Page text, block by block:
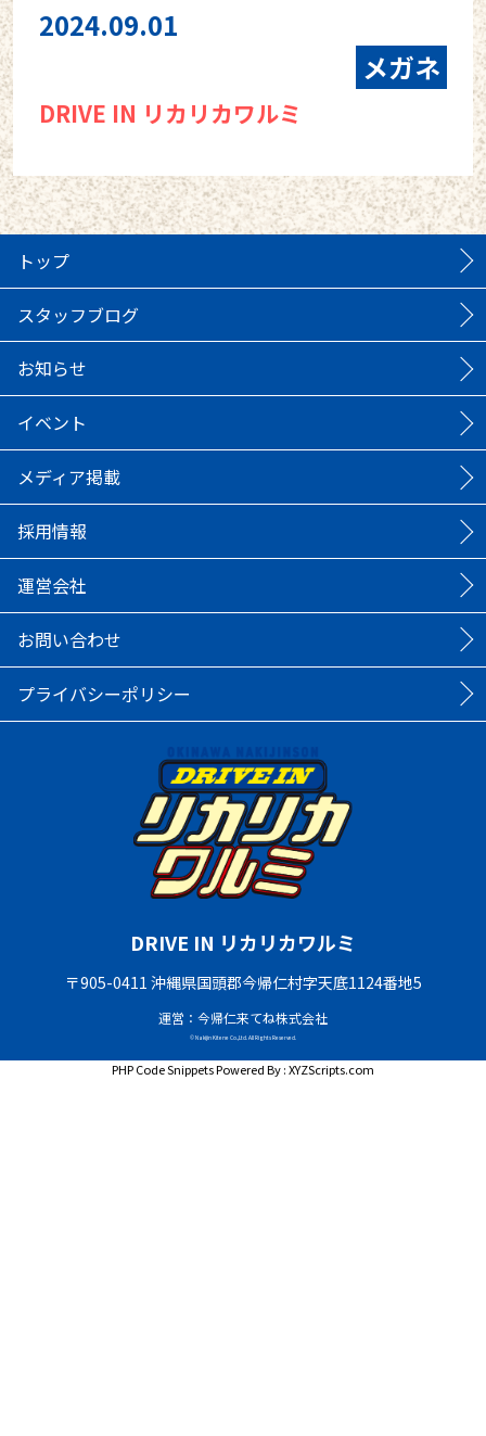
2024.09.01
メガネ
DRIVE IN リカリカワルミ
トップ
スタッフブログ
お知らせ
イベント
メディア掲載
採用情報
運営会社
お問い合わせ
プライバシーポリシー
DRIVE IN リカリカワルミ
〒905-0411 沖縄県国頭郡今帰仁村字天底1124番地5
運営：今帰仁来てね株式会社
© Nakijin Kitene Co.,Ltd. All Rights Reserved.
PHP Code SnippetsPowered By :XYZScripts.com